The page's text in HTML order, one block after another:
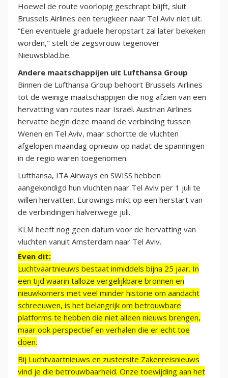
Hoewel de route voorlopig geschrapt blijft, sluit
Brussels Airlines een terugkeer naar Tel Aviv niet uit.
“Een eventuele graduele heropstart zal later bekeken
worden," stelt de zegsvrouw tegenover
Nieuwsblad.be.
Andere maatschappijen uit Lufthansa Group
Binnen de Lufthansa Group behoort Brussels Airlines
tot de weinige maatschappijen die nog afzien van een
hervatting van routes naar Israël. Austrian Airlines
hervatte begin deze maand de verbinding tussen
Wenen en Tel Aviv, maar schortte de vluchten
afgelopen maandag opnieuw op nadat de spanningen
in de regio waren toegenomen.
Lufthansa, ITA Airways en SWISS hebben
aangekondigd hun vluchten naar Tel Aviv per 1 juli te
willen hervatten. Eurowings mikt op een herstart van
de verbindingen halverwege juli.
KLM heeft nog geen datum voor de hervatting van
vluchten vanuit Amsterdam naar Tel Aviv.
Even dit:
Luchtvaartnieuws bestaat inmiddels bijna 25 jaar. In
een tijd waarin talloze vergelijkbare bronnen en
nieuwkomers met veel minder historie om aandacht
schreeuwen, is het belangrijk om betrouwbare
platforms te hebben die niet alleen nieuws brengen,
maar ook perspectief en verhalen die er echt toe
doen.
Bij Luchtvaartnieuws en zustersite Zakenreisnieuws
vind je die betrouwbaarheid. Onze toewijding aan het